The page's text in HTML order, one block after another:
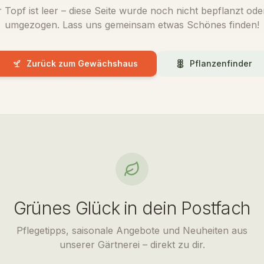
Topf ist leer – diese Seite wurde noch nicht bepflanzt
umgezogen. Lass uns gemeinsam etwas Schönes finden!
Zurück zum Gewächshaus Pflanzenfinder
Grünes Glück in dein Postfach
Pflegetipps, saisonale Angebote und Neuheiten aus
unserer Gärtnerei – direkt zu dir.